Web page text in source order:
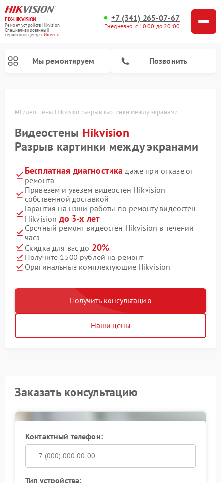
FIX-HIKVISION
Ремонт устройств Hikvision
Специализированный
cервисный центр г.Ижевск
+7 (341) 265-07-67
Ежедневно, с 10:00 до 20:00
Мы ремонтируем Позвонить
Видеостены Hikvision разрыв картинки между экранами
Видеостены Hikvision
Разрыв картинки между экранами
Бесплатная диагностика даже при отказе от
ремонта
Привезем и увезем видеостен Hikvision
собственной доставкой
Гарантия на наши работы по ремонту видеостен
Hikvision до 3-х лет
Срочный ремонт видеостен Hikvision в течении
часа
Скидка для вас до 20%
Получите 1500 рублей на ремонт
Оригинальные комплектующие Hikvision
Получить консультацию
Наши цены
Заказать консультацию
Контактный телефон:
Тип устройства: